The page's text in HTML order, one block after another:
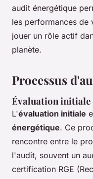
audit énergétique
les performances de
jouer un rôle actif
planète.
Processus
Évaluation initiale
L'évaluation initiale
énergétique. Ce
rencontre entre le
l'audit, souvent un
certification RGE